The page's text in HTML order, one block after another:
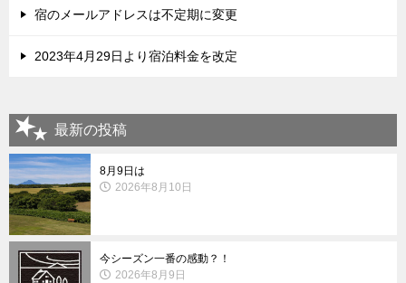
宿のメールアドレスは不定期に変更
2023年4月29日より宿泊料金を改定
最新の投稿
8月9日は
2026年8月10日
今シーズン一番の感動？！
2026年8月9日